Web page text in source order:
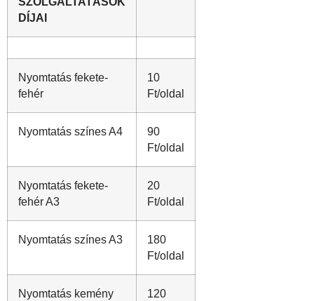
DÍJAI
Nyomtatás fekete-
fehér
10
Ft/oldal
Nyomtatás színes A4
90
Ft/oldal
Nyomtatás fekete-
fehér A3
20
Ft/oldal
Nyomtatás színes A3
180
Ft/oldal
Nyomtatás kemény
120